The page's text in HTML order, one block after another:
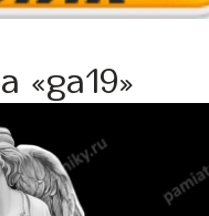
«ga19»